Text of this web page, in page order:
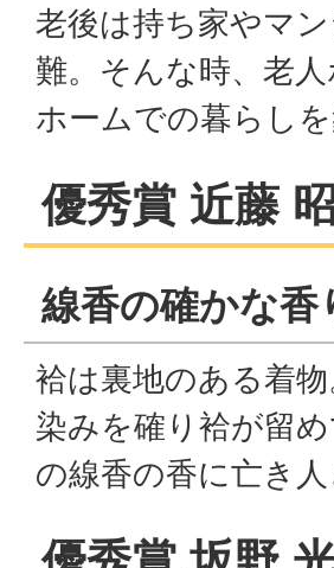
老後は持ち家やマ
難。そんな時、老
ホームでの暮らし
優秀賞 近藤
線香の確かな香
袷は裏地のある着
染みを確り袷が留
の線香の香に亡き